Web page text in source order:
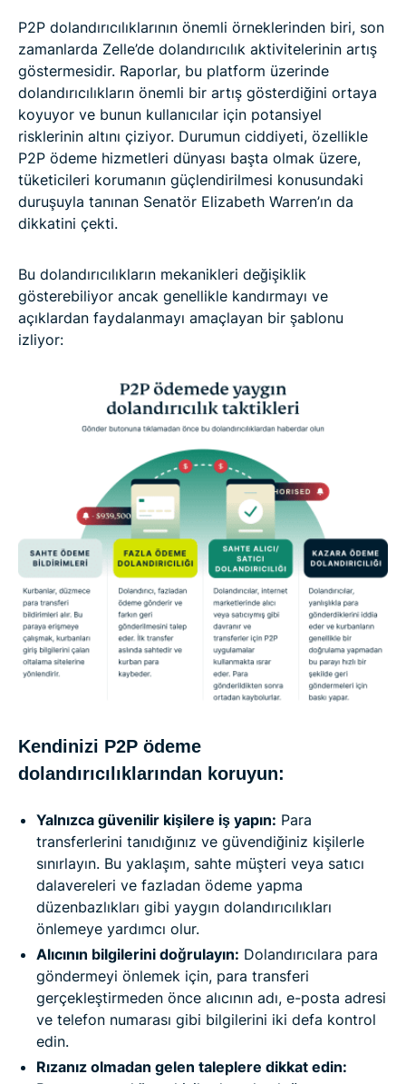
P2P dolandırıcılıklarının önemli örneklerinden biri, son
zamanlarda Zelle’de dolandırıcılık aktivitelerinin artış
göstermesidir. Raporlar, bu platform üzerinde
dolandırıcılıkların önemli bir artış gösterdiğini ortaya
koyuyor ve bunun kullanıcılar için potansiyel
risklerinin altını çiziyor. Durumun ciddiyeti, özellikle
P2P ödeme hizmetleri dünyası başta olmak üzere,
tüketicileri korumanın güçlendirilmesi konusundaki
duruşuyla tanınan Senatör Elizabeth Warren’ın da
dikkatini çekti.
Bu dolandırıcılıkların mekanikleri değişiklik
gösterebiliyor ancak genellikle kandırmayı ve
açıklardan faydalanmayı amaçlayan bir şablonu
izliyor:
Kendinizi P2P ödeme
dolandırıcılıklarından koruyun:
Yalnızca güvenilir kişilere iş yapın: Para
transferlerini tanıdığınız ve güvendiğiniz kişilerle
sınırlayın. Bu yaklaşım, sahte müşteri veya satıcı
dalavereleri ve fazladan ödeme yapma
düzenbazlıkları gibi yaygın dolandırıcılıkları
önlemeye yardımcı olur.
Alıcının bilgilerini doğrulayın: Dolandırıcılara para
göndermeyi önlemek için, para transferi
gerçekleştirmeden önce alıcının adı, e-posta adresi
ve telefon numarası gibi bilgilerini iki defa kontrol
edin.
Rızanız olmadan gelen taleplere dikkat edin: